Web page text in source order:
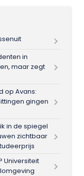
in
maar zegt
op Avans:
gingen
in de spiegel
zichtbaar
Universiteit